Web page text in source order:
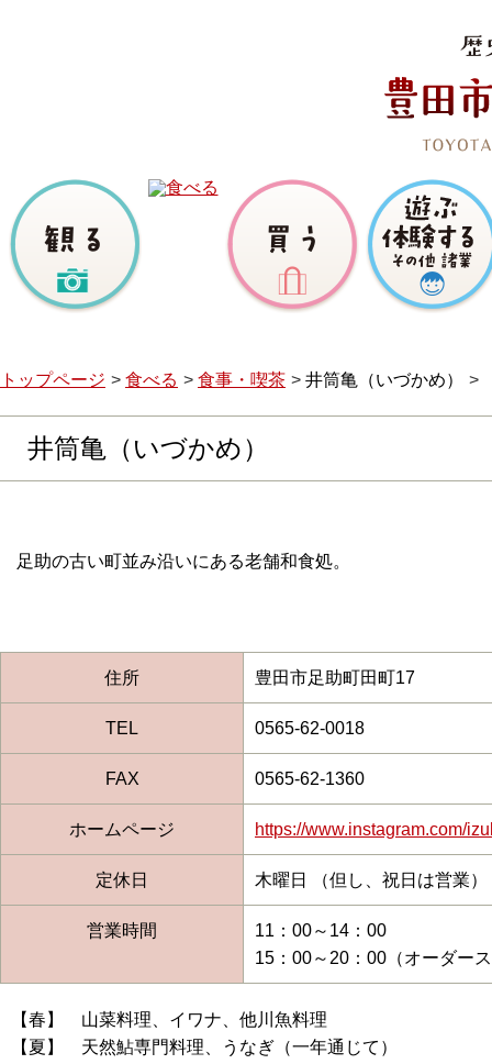
トップページ 食べる 食事・喫茶 井筒亀（いづかめ）
井筒亀（いづかめ）
足助の古い町並み沿いにある老舗和食処。
住所 豊田市足助町田町17
TEL 0565-62-0018
FAX 0565-62-1360
ホームページ https://www.instagram.com/
定休日 木曜日 （但し、祝日は営業）
営業時間
11：00～14：00
15：00～20：00（オーダー
【春】 山菜料理、イワナ、他川魚料理
【夏】 天然鮎専門料理、うなぎ（一年通じて）